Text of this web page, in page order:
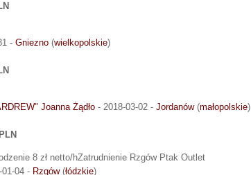
- Gniezno (wielkopolskie)
Joanna Żądło - 2018-03-02 - Jordanów(małopolskie)
8 zł netto/hZatrudnienie Rzgów Ptak Outlet
01-04 - Rzgów(łódzkie)